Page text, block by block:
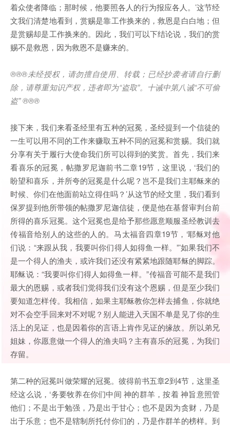
着众使者降临；那时候，他要照各人的行为报应各人。’这节经
文我们清楚地看到，赏赐是靠工作换来的，救恩是白白地；但
是赏赐却是工作换来的。因此，我们可以下结论说，我们的赏
赐不是救恩，因为救恩不是赚来的。
®®®未经授权，请勿擅自使用、转载；已经抄袭者请自行删
除，请尊重知识产权，违者即为“盗取”。十诫中第八诫“不可偷
盗” ®®®
接下来，我们来看圣经里有五种的冠冕，圣经提到一个信徒的
一生可以用不同的工作来赚取五种不同的冠冕和赏赐。我们就
分享有关于履行大使命我们所可以得到的奖赏。首先，我们来
看喜乐的冠冕，帖撒罗尼迦前书二章19节，这里说，‘我们的
盼望和喜乐，并所夸的冠冕是什么呢？岂不是我们主耶稣来的
时候、你们在他面前站立得住吗？’从这节的经文里，我们看到
保罗提到他所带领的帖撒罗尼迦信徒，便是他在基督审判台前
所得的喜乐冠冕。这个冠冕也是给予那些愿意顺服圣经教训去
传福音给别人的这些的人的。马太福音四章19节，‘耶稣对他
们说：“来跟从我，我要叫你们得人如得鱼一样。”’如果我们不
是一个得人的渔夫，或许我们还没有紧紧地跟随耶稣的脚踪。
耶稣说：“我要叫你们得人如得鱼一样。”传福音可能不是我们
最大的恩赐，或者我们觉得我们没有这个恩赐，但是至少我们
要知道怎样传。我相信，如果主耶稣教你怎样去捕鱼，你就绝
对不会空手回来对不对呢？别人能进入天国不单是见了你的生
活上的见证，也是因着你的言语上肯作见证的缘故。所以弟兄
姐妹，你愿意做一个得人的渔夫吗？主有喜乐的冠冕，为我们
存留。
第二种的冠冕叫做荣耀的冠冕。彼得前书五章2到4节，这里圣
经这么说，‘务要牧养在你们中间 神的群羊，按着 神旨意照管
他们；不是出于勉强，乃是出于甘心；也不是因为贪财，乃是
出于乐意；也不是辖制所托付你们的，乃是作群羊的榜样。到